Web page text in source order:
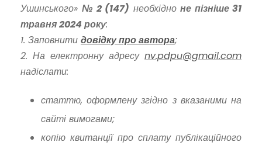
Ушинського» № 2 (147) необхідно не пізніше 31
травня 2024 року:
1. Заповнити довідку про автора;
2. На електронну адресу nv.pdpu@gmail.com
надіслати:
статтю, оформлену згідно з вказаними на
сайті вимогами;
копію квитанції про сплату публікаційного